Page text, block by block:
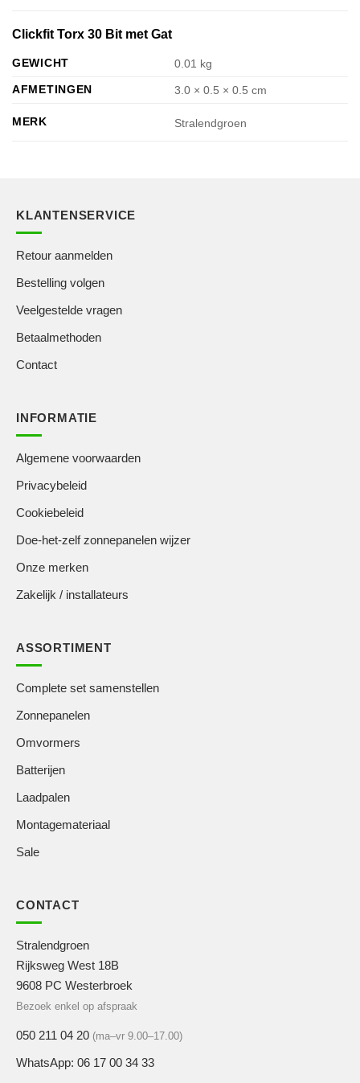
Clickfit Torx 30 Bit met Gat
GEWICHT
0.01 kg
AFMETINGEN
3.0 × 0.5 × 0.5 cm
MERK Stralendgroen
KLANTENSERVICE
Retour aanmelden
Bestelling volgen
Veelgestelde vragen
Betaalmethoden
Contact
INFORMATIE
Algemene voorwaarden
Privacybeleid
Cookiebeleid
Doe-het-zelf zonnepanelen wijzer
Onze merken
Zakelijk / installateurs
ASSORTIMENT
Complete set samenstellen
Zonnepanelen
Omvormers
Batterijen
Laadpalen
Montagemateriaal
Sale
CONTACT
Stralendgroen
Rijksweg West 18B
9608 PC Westerbroek
Bezoek enkel op afspraak
050 211 04 20 (ma–vr 9.00–17.00)
WhatsApp: 06 17 00 34 33